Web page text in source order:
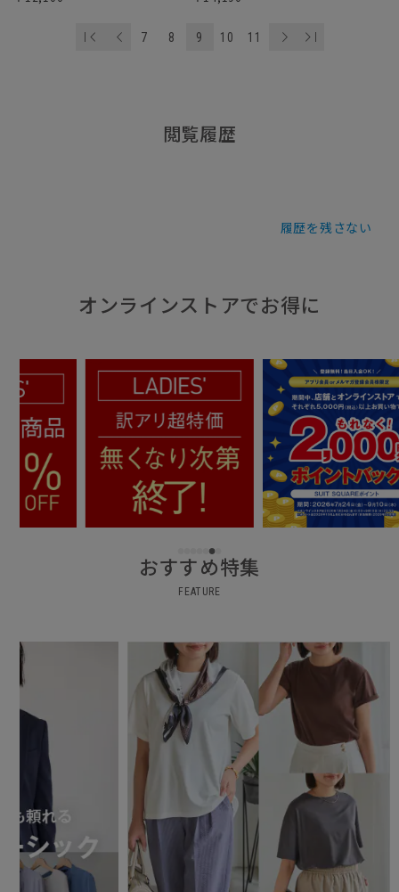
7 8 9 10 11
閲覧履歴
履歴を残さない
オンラインストアでお得に
おすすめ特集
FEATURE